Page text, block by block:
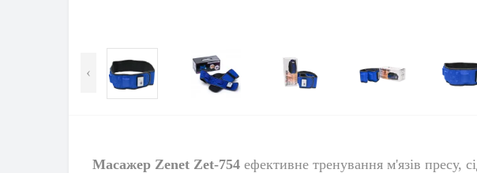
‹
Масажер Zenet Zet-754 ефективне тренування м'язів пресу,